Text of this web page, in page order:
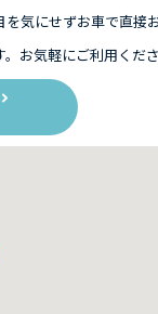
気にせずお車で直接
お気軽にご利用くださ